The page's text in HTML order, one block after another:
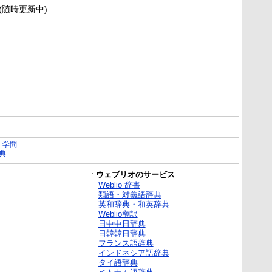
時更新中)
学問
ウェブリオのサービス
Weblio 辞書
類語・対義語辞典
英和辞典・和英辞典
Weblio翻訳
日中中日辞典
日韓韓日辞典
フランス語辞典
インドネシア語辞典
タイ語辞典